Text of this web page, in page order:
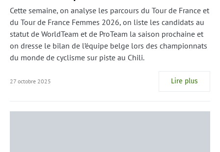
Cette semaine, on analyse les parcours du Tour de France et
du Tour de France Femmes 2026, on liste les candidats au
statut de WorldTeam et de ProTeam la saison prochaine et
on dresse le bilan de l’équipe belge lors des championnats
du monde de cyclisme sur piste au Chili.
27 octobre 2025 Lire plus